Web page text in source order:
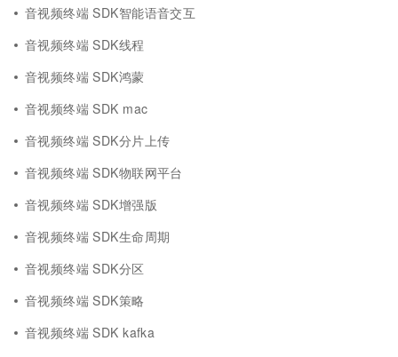
音视频终端 SDK智能语音交互
音视频终端 SDK线程
音视频终端 SDK鸿蒙
音视频终端 SDK mac
音视频终端 SDK分片上传
音视频终端 SDK物联网平台
音视频终端 SDK增强版
音视频终端 SDK生命周期
音视频终端 SDK分区
音视频终端 SDK策略
音视频终端 SDK kafka